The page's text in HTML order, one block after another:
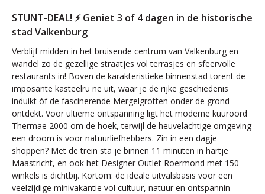
STUNT-DEAL! ⚡ Geniet 3 of 4 dagen in de historische
stad Valkenburg
Verblijf midden in het bruisende centrum van Valkenburg en
wandel zo de gezellige straatjes vol terrasjes en sfeervolle
restaurants in! Boven de karakteristieke binnenstad torent de
imposante kasteelruïne uit, waar je de rijke geschiedenis
induikt óf de fascinerende Mergelgrotten onder de grond
ontdekt. Voor ultieme ontspanning ligt het moderne kuuroord
Thermae 2000 om de hoek, terwijl de heuvelachtige omgeving
een droom is voor natuurliefhebbers. Zin in een dagje
shoppen? Met de trein sta je binnen 11 minuten in hartje
Maastricht, en ook het Designer Outlet Roermond met 150
winkels is dichtbij. Kortom: de ideale uitvalsbasis voor een
veelzijdige minivakantie vol cultuur, natuur en ontspannin